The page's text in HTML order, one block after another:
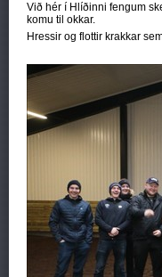
Við hér í Hlíðinni fengum
komu til okkar.
Hressir og flottir krakkar